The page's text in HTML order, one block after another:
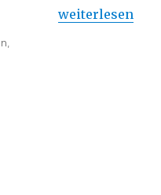
„Amira Casar –
weiterlesen